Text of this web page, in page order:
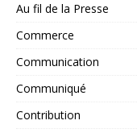
Au fil de la Presse
Commerce
Communication
Communiqué
Contribution